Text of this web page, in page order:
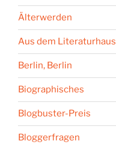
Älterwerden
Aus dem Literaturhaus
Berlin, Berlin
Biographisches
Blogbuster-Preis
Bloggerfragen